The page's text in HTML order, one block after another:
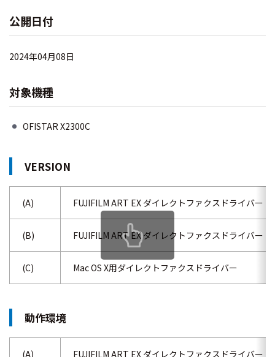
公開日付
2024年04月08日
対象機種
OFISTAR X2300C
VERSION
(A) FUJIFILM ART EX ダイレクトファクスドライバー
(B) FUJIFILM ART EX ダイレクトファクスドライバー
(C) Mac OS X用ダイレクトファクスドライバー
動作環境
(A)
FUJIFILM ART EX ダイレクトファクスドライバー